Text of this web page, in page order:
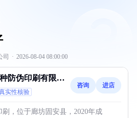
司 · 2026-08-04 08:00:00
防伪印刷有限公
实性核验
咨询 进店
，位于廊坊固安县，2020年成